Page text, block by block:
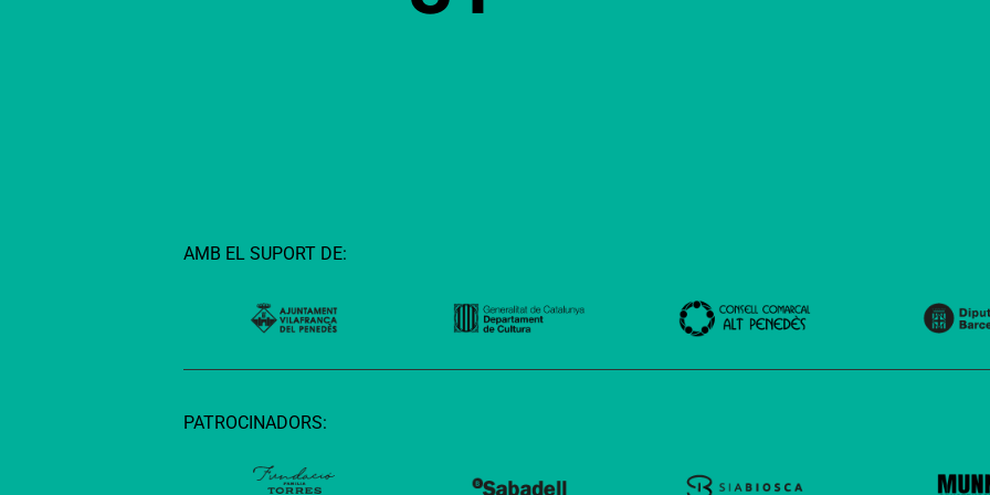
AMB EL SUPORT DE:
PATROCINADORS: